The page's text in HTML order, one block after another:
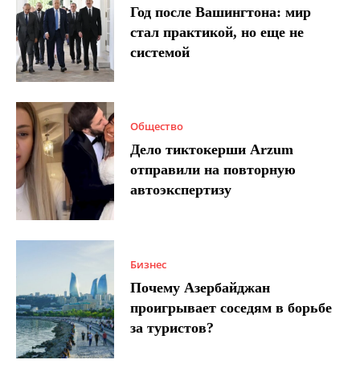
Год после Вашингтона: мир
стал практикой, но еще не
системой
Общество
Дело тиктокерши Arzum
отправили на повторную
автоэкспертизу
Бизнес
Почему Азербайджан
проигрывает соседям в борьбе
за туристов?